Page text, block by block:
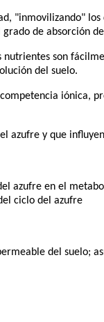
"inmovilizando"
de absorción
son
del suelo.
iónica,
azufre y que
azufre en el
ciclo del azufre
del suelo;